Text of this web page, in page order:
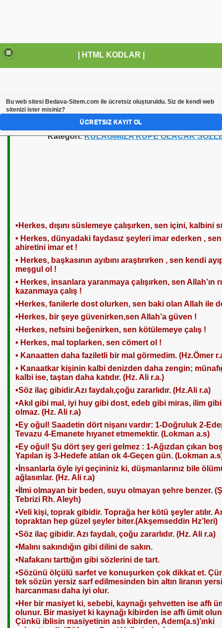
| HTML KODLAR |
Kategori:KULAĞIMIZA KÜPE OLACAK
•Herkes, dışını süslemeye çalışırken, sen içini, kalbini
• Herkes, dünyadaki faydasız şeyleri imar ederken , sen
ahiretini imar et !
• Herkes, başkasının ayıbını araştırırken , sen kendi
meşgul ol !
• Herkes, insanlara yaranmaya çalışırken, sen Allah’ın
kazanmaya çalış !
•Herkes, fanilerle dost olurken, sen baki olan Allah ile
•Herkes, bir şeye güvenirken,sen Allah’a güven !
•Herkes, nefsini beğenirken, sen kötülemeye çalış !
• Herkes, mal toplarken, sen cömert ol !
• Kanaatten daha faziletli bir mal görmedim. (Hz.Ömer
• Kanaatkar kişinin kalbi denizden daha zengin;
kalbi ise, taştan daha katıdır. (Hz. Ali r.a.)
•Söz ilaç gibidir.Azı faydalı,çoğu zararlıdır. (Hz.Ali r.a)
•Akıl gibi mal, iyi huy gibi dost, edeb gibi miras, ilim
olmaz. (Hz. Ali r.a)
•Ey oğul! Saadetin dört nişanı vardır: 1-Doğruluk 2-
Tevazu 4-Emanete hıyanet etmemektir. (Lokman a.s)
•Ey oğul! Şu dört şey geri gelmez : 1-Ağızdan çıkan
Yapılan iş 3-Hedefe atılan ok 4-Geçen gün. (Lokman
•İnsanlarla öyle iyi geçininiz ki, düşmanlarınız bile
ağlasınlar. (Hz. Ali r.a)
•İlmi olmayan bir beden, suyu olmayan şehre benzer.
Tebrizi Rh. Aleyh)
•Veli kişi, toprak gibidir. Toprağa her kötü şeyler atılır.
topraktan hep güzel şeyler biter.(Akşemseddin Hz’leri)
•Söz ilaç gibidir. Azı faydalı, çoğu zararlıdır. (Hz. Ali r.a)
•Malını sakındığın gibi dilini de sakın.
•Nafakanı tarttığın gibi sözlerini de tart.
•Sözünü ölçülü sarfet ve konuşurken çok dikkat et.
tek sözün yersiz sarf edilmesinden bin altın liranın
harcanması daha iyi olur.
•Her bir masiyet ki, sebebi, kaynağı şehvetten ise affı
olunur. Bir masiyet ki kaynağı kibirden ise affı ümit
Çünkü iblisin masiyetinin aslı kibirden, Adem(a.s)’ınki
Bu web sitesi Bedava-Sitem.com ile ücretsiz oluşturuldu. Siz de kendi web
sitenizi ister misiniz?
ÜCRETSIZ KAYIT OL